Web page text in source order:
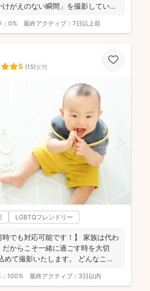
けがえのない瞬間」を撮影してい
0% 最終アクティブ： 7日以上前
5 (15)女性
LGBTQフレンドリー
時でも対応可能です！】 家族は代わ
だからこそ一緒に過ごす時を大切
めて撮影いたします。 どんなこと
100% 最終アクティブ： 3日以内